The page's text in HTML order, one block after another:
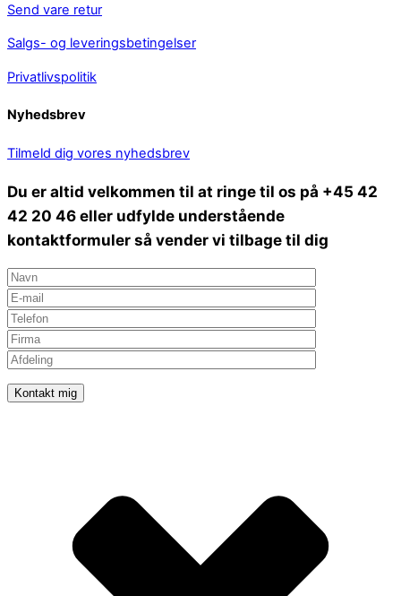
Send vare retur
Salgs- og leveringsbetingelser
Privatlivspolitik
Nyhedsbrev
Tilmeld dig vores nyhedsbrev
Du er altid velkommen til at ringe til os på +45 42
42 20 46 eller udfylde understående
kontaktformuler så vender vi tilbage til dig